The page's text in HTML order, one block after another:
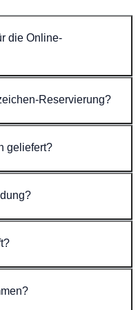
die Online-
Reservierung?
geliefert?